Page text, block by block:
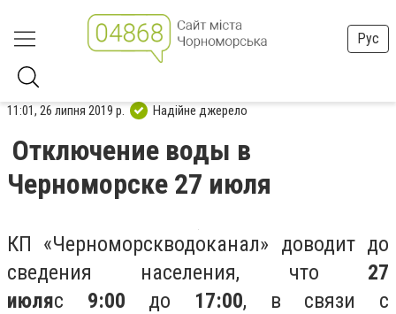
Рус
11:01, 26 липня 2019 р. Надійне джерело
Отключение воды в
Черноморске 27 июля
КП «Черноморскводоканал» доводит до
сведения населения, что 27
июляс 9:00 до 17:00, в связи с